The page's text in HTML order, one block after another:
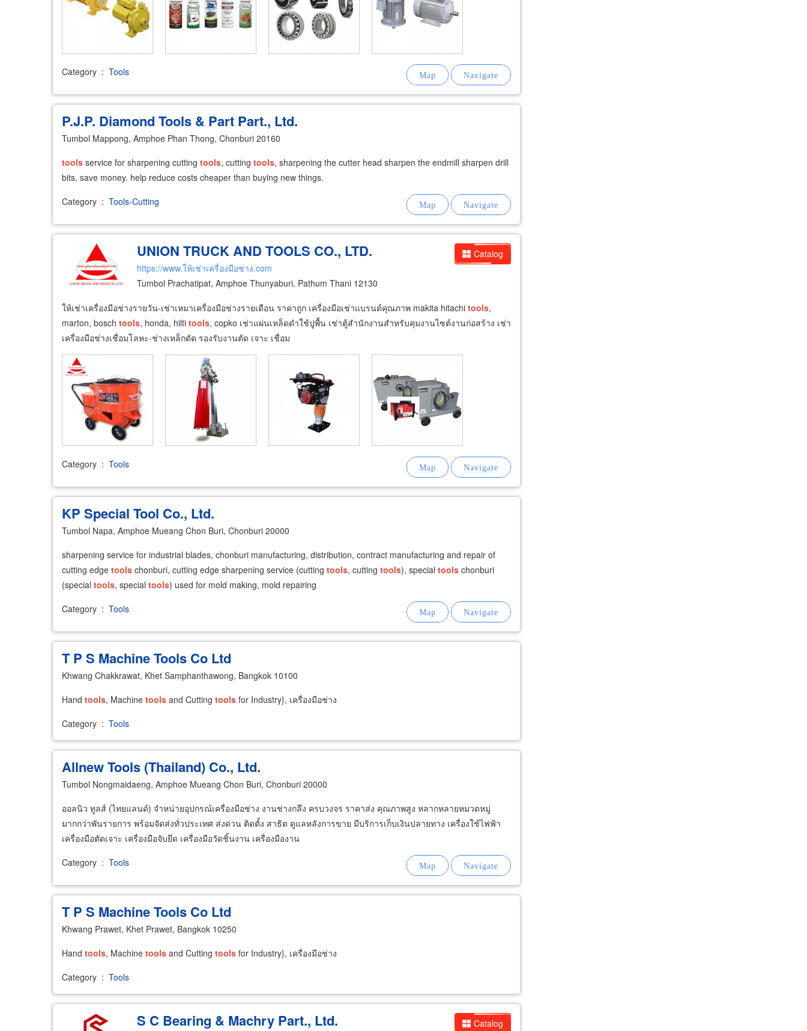
Category : Tools
P.J.P. Diamond Tools & Part Part., Ltd.
Tumbol Mappong, Amphoe Phan Thong, Chonburi 20160
tools service for sharpening cutting tools, cutting tools, sharpening the cutter head sharpen the endmill sharpen drill
bits, save money. help reduce costs cheaper than buying new things.
Category : Tools-Cutting
Catalog
UNION TRUCK AND TOOLS CO., LTD.
https://www.ให้เช่าเครื่องมือช่าง.com
Tumbol Prachatipat, Amphoe Thunyaburi, Pathum Thani 12130
ให้เช่าเครื่องมือช่างรายวัน-เช่าเหมาเครื่องมือช่างรายเดือน ราคาถูก เครื่องมือเช่าแบรนด์คุณภาพ makita hitachi tools,
marton, bosch tools, honda, hilti tools, copko เช่าแผ่นเหล็ดดำใช้ปูพื้น เช่าตู้สำนักงานสำหรับคุมงานไซต์งานก่อสร้าง เช่า
เครื่องมือช่างเชื่อมโลหะ-ช่างเหล็กดัด รองรับงานตัด เจาะ เชื่อม
Category : Tools
KP Special Tool Co., Ltd.
Tumbol Napa, Amphoe Mueang Chon Buri, Chonburi 20000
sharpening service for industrial blades, chonburi manufacturing, distribution, contract manufacturing and repair of
cutting edge tools chonburi, cutting edge sharpening service (cutting tools, cutting tools), special tools chonburi
(special tools, special tools) used for mold making, mold repairing
Category : Tools
T P S Machine Tools Co Ltd
Khwang Chakkrawat, Khet Samphanthawong, Bangkok 10100
Hand tools, Machine tools and Cutting tools for Industry}, เครื่องมือช่าง
Category : Tools
Allnew Tools (Thailand) Co., Ltd.
Tumbol Nongmaidaeng, Amphoe Mueang Chon Buri, Chonburi 20000
ออลนิว ทูลส์ (ไทยแลนด์) จำหน่ายอุปกรณ์เครื่องมือช่าง งานช่างกลึง ครบวงจร ราคาส่ง คุณภาพสูง หลากหลายหมวดหมู่
มากกว่าพันรายการ พร้อมจัดส่งทั่วประเทศ ส่งด่วน ติดตั้ง สาธิต ดูแลหลังการขาย มีบริการเก็บเงินปลายทาง เครื่องใช้ไฟฟ้า
เครื่องมือตัดเจาะ เครื่องมือจับยึด เครื่องมือวัดชิ้นงาน เครื่องมืองาน
Category : Tools
T P S Machine Tools Co Ltd
Khwang Prawet, Khet Prawet, Bangkok 10250
Hand tools, Machine tools and Cutting tools for Industry}, เครื่องมือช่าง
Category : Tools
Catalog
S C Bearing & Machry Part., Ltd.